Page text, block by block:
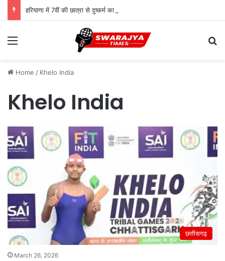
Menu
Home / Khelo India
Khelo India
छत्तीसगढ़
March 26, 2026